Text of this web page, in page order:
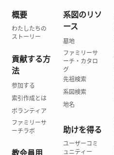
概要
わたしたちの
ストーリー
貢献する方
法
参加する
索引作成とは
ボランティア
ファミリーサ
ーチラボ
系図のリソ
ース
墓地
ファミリーサ
ーチ・カタロ
グ
先祖検索
系図検索
地名
助けを得る
ユーザーコミ
ュニティー